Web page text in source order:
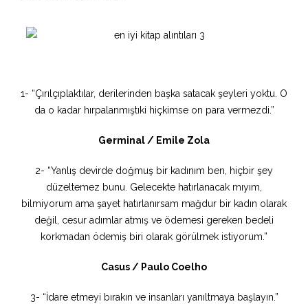
1- “Çırılçıplaktılar, derilerinden başka satacak şeyleri yoktu. O
da o kadar hırpalanmıştıki hiçkimse on para vermezdi.”
Germinal / Emile Zola
2- “Yanlış devirde doğmuş bir kadınım ben, hiçbir şey
düzeltemez bunu. Gelecekte hatırlanacak mıyım,
bilmiyorum ama şayet hatırlanırsam mağdur bir kadın olarak
değil, cesur adımlar atmış ve ödemesi gereken bedeli
korkmadan ödemiş biri olarak görülmek istiyorum.”
Casus / Paulo Coelho
3- “İdare etmeyi bırakın ve insanları yanıltmaya başlayın.”